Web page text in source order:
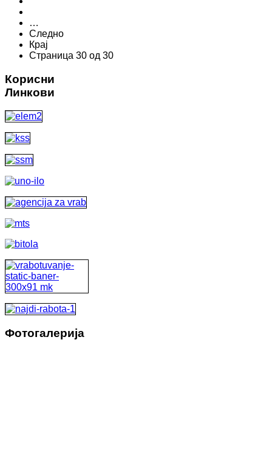
…
Следно
Крај
Страница 30 од 30
Корисни
Линкови
Фотогалерија